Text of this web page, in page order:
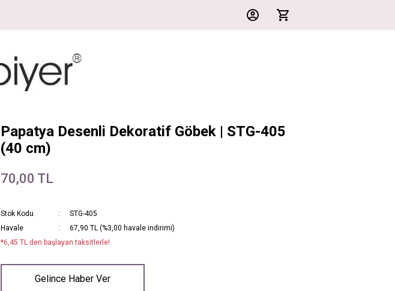
Papatya Desenli Dekoratif Göbek | STG-405
(40 cm)
70,00 TL
Stok Kodu
STG-405
Havale
67,90 TL (%3,00 havale indirimi)
*6,45 TL den başlayan taksitlerle!
Gelince Haber Ver